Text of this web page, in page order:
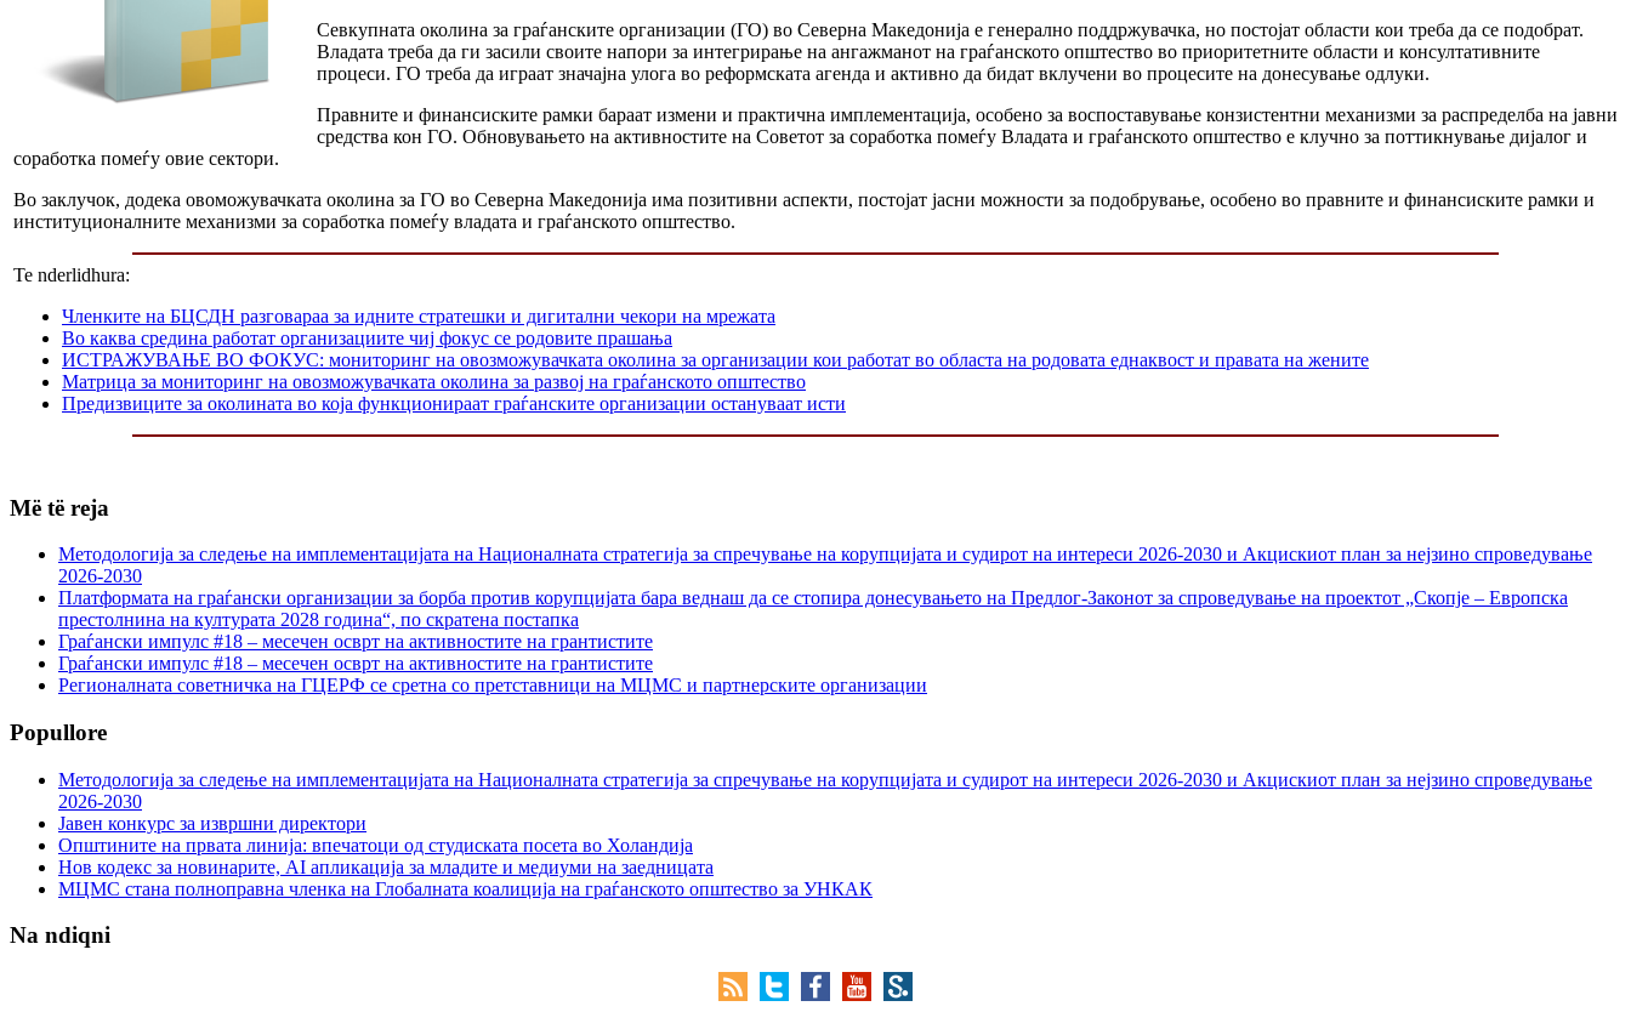
Севкупната околина за граѓанските организации (ГО) во Северна Македонија е генерално поддржувачка, но постојат области кои треба да се подобрат.
Владата треба да ги засили своите напори за интегрирање на ангажманот на граѓанското општество во приоритетните области и консултативните
процеси. ГО треба да играат значајна улога во реформската агенда и активно да бидат вклучени во процесите на донесување одлуки.
Правните и финансиските рамки бараат измени и практична имплементација, особено за воспоставување конзистентни механизми за распределба на јавни
средства кон ГО. Обновувањето на активностите на Советот за соработка помеѓу Владата и граѓанското општество е клучно за поттикнување дијалог и
соработка помеѓу овие сектори.
Во заклучок, додека овоможувачката околина за ГО во Северна Македонија има позитивни аспекти, постојат јасни можности за подобрување, особено во правните и финансиските рамки и
институционалните механизми за соработка помеѓу владата и граѓанското општество.
Te nderlidhura:
Членките на БЦСДН разговараа за идните стратешки и дигитални чекори на мрежата
Во каква средина работат организациите чиј фокус се родовите прашања
ИСТРАЖУВАЊЕ ВО ФОКУС: мониторинг на овозможувачката околина за организации кои работат во областа на родовата еднаквост и правата на жените
Матрица за мониторинг на овозможувачката околина за развој на граѓанското општество
Предизвиците за околината во која функционираат граѓанските организации остануваат исти
Më të reja
Методологија за следење на имплементацијата на Националната стратегија за спречување на корупцијата и судирот на интереси 2026-2030 и Акцискиот план за нејзино спроведување
2026-2030
Платформата на граѓански организации за борба против корупцијата бара веднаш да се стопира донесувањето на Предлог-Законот за спроведување на проектот „Скопје – Европска
престолнина на културата 2028 година“, по скратена постапка
Граѓански импулс #18 – месечен осврт на активностите на грантистите
Граѓански импулс #18 – месечен осврт на активностите на грантистите
Регионалната советничка на ГЦЕРФ се сретна со претставници на МЦМС и партнерските организации
Popullore
Методологија за следење на имплементацијата на Националната стратегија за спречување на корупцијата и судирот на интереси 2026-2030 и Акцискиот план за нејзино спроведување
2026-2030
Јавен конкурс за извршни директори
Општините на првата линија: впечатоци од студиската посета во Холандија
Нов кодекс за новинарите, AI апликација за младите и медиуми на заедницата
МЦМС стана полноправна членка на Глобалната коалиција на граѓанското општество за УНКАК
Na ndiqni